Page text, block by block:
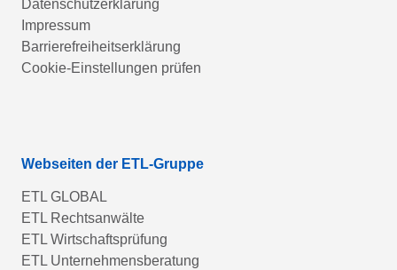
Datenschutzerklärung
Impressum
Barrierefreiheitserklärung
Cookie-Einstellungen prüfen
Webseiten der ETL-Gruppe
ETL GLOBAL
ETL Rechtsanwälte
ETL Wirtschaftsprüfung
ETL Unternehmensberatung